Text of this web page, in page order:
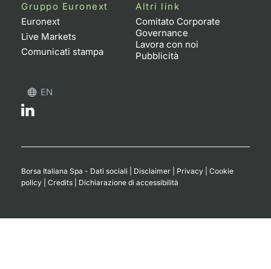
Gruppo Euronext
Euronext
Live Markets
Comunicati stampa
Altri link
Comitato Corporate
Governance
Lavora con noi
Pubblicità
EN
Borsa Italiana Spa - Dati sociali Disclaimer Privacy
Cookie
policy
Credits Dichiarazione di accessibilità